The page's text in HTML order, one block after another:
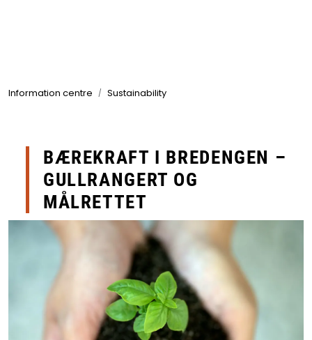
Information centre Sustainability
BÆREKRAFT I BREDENGEN –
GULLRANGERT OG
MÅLRETTET
Markets
Product search